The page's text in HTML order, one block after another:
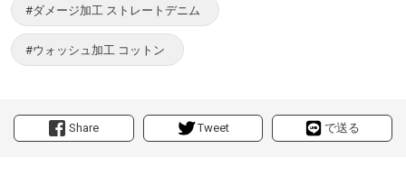
Share Tweet で送る
#ダメージ加工 ストレートデニム
#ウォッシュ加工 コットン